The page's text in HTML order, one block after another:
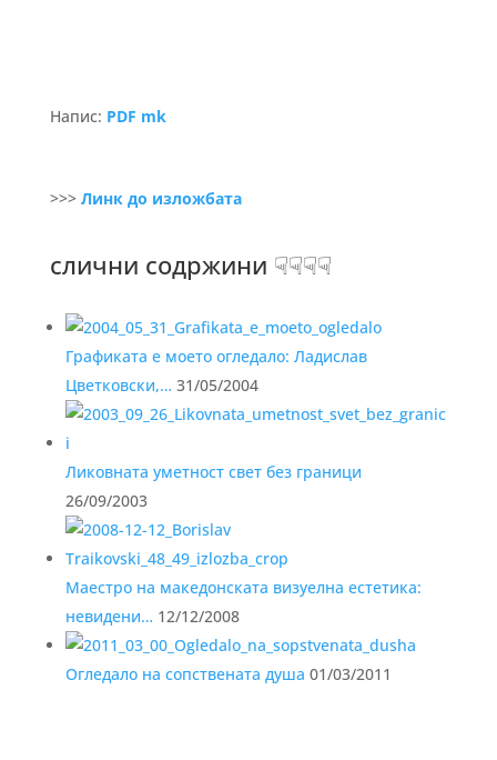
Напис: PDF mk
>>> Линк до изложбата
слични содржини ☟☟☟☟
Графиката е моето огледало: Ладислав
Цветковски,… 31/05/2004
Ликовната уметност свет без граници
26/09/2003
Маестро на македонската визуелна естетика:
невидени… 12/12/2008
Огледало на сопствената душа 01/03/2011